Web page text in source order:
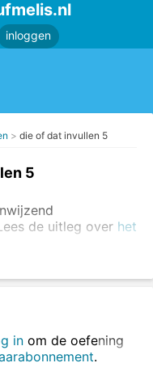
inloggen
die of dat invullen 5
5
de uitleg over het
in om de oefening
.